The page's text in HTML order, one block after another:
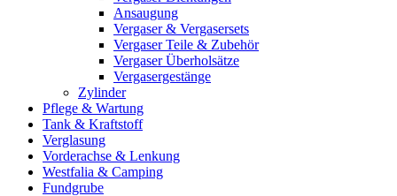
Ansaugung
Vergaser & Vergasersets
Vergaser Teile & Zubehör
Vergaser Überholsätze
Vergasergestänge
Zylinder
Pflege & Wartung
Tank & Kraftstoff
Verglasung
Vorderachse & Lenkung
Westfalia & Camping
Fundgrube